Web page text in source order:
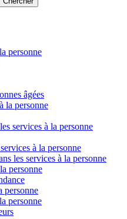
personne
âgées
la personne
services à la personne
à la personne
les services à la personne
personne
personne
personne